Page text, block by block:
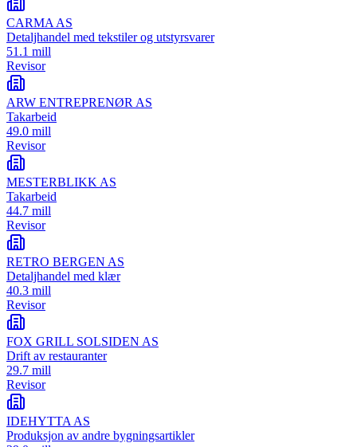
CARMA AS
Detaljhandel med tekstiler og utstyrsvarer
51.1 mill
Revisor
ARW ENTREPRENØR AS
Takarbeid
49.0 mill
Revisor
MESTERBLIKK AS
Takarbeid
44.7 mill
Revisor
RETRO BERGEN AS
Detaljhandel med klær
40.3 mill
Revisor
FOX GRILL SOLSIDEN AS
Drift av restauranter
29.7 mill
Revisor
IDEHYTTA AS
Produksjon av andre bygningsartikler